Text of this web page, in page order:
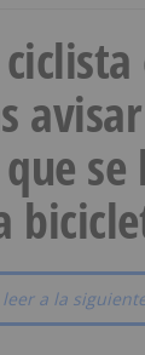
se
leer a la